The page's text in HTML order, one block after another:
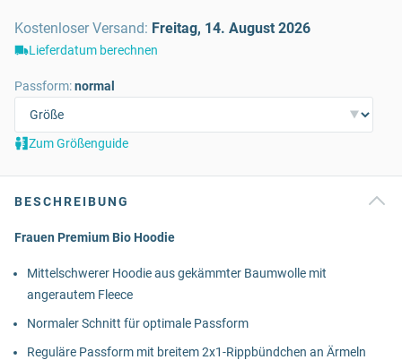
Kostenloser Versand: Freitag, 14. August 2026
Lieferdatum berechnen
Passform:normal
Zum Größenguide
BESCHREIBUNG
Frauen Premium Bio Hoodie
Mittelschwerer Hoodie aus gekämmter Baumwolle mit
angerautem Fleece
Normaler Schnitt für optimale Passform
Reguläre Passform mit breitem 2x1-Rippbündchen an Ärmeln